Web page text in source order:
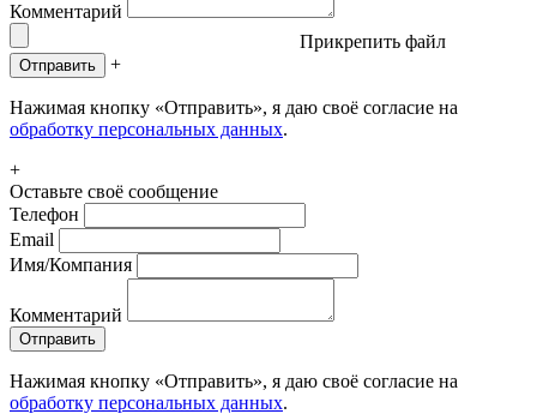
Комментарий
Прикрепить файл
Отправить +
Нажимая кнопку «Отправить», я даю своё согласие на
обработку персональных данных.
+
Оставьте своё сообщение
Телефон
Email
Имя/Компания
Комментарий
Отправить
Нажимая кнопку «Отправить», я даю своё согласие на
обработку персональных данных.